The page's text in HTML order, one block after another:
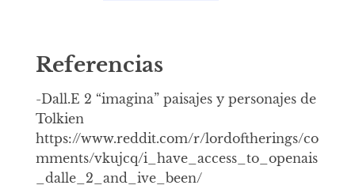
Referencias
-Dall.E 2 “imagina” paisajes y personajes de
Tolkien
https://www.reddit.com/r/lordoftherings/co
mments/vkujcq/i_have_access_to_openais
_dalle_2_and_ive_been/